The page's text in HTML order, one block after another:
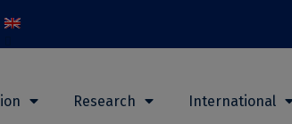
Research International